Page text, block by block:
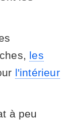
les
l'intérieur
à peu